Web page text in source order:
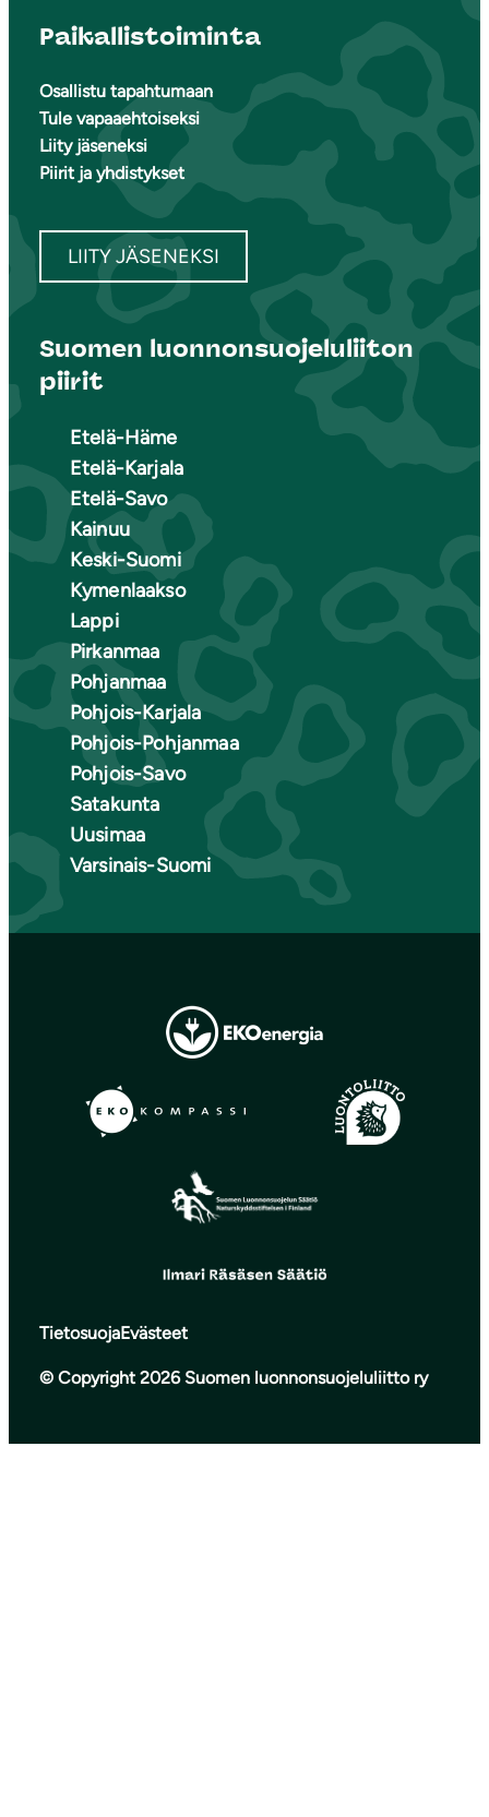
Paikallistoiminta
Osallistu tapahtumaan
Tule vapaaehtoiseksi
Liity jäseneksi
Piirit ja yhdistykset
LIITY JÄSENEKSI
Suomen luonnonsuojeluliiton
piirit
Etelä-Häme
Etelä-Karjala
Etelä-Savo
Kainuu
Keski-Suomi
Kymenlaakso
Lappi
Pirkanmaa
Pohjanmaa
Pohjois-Karjala
Pohjois-Pohjanmaa
Pohjois-Savo
Satakunta
Uusimaa
Varsinais-Suomi
TietosuojaEvästeet
© Copyright 2026 Suomen luonnonsuojeluliitto ry